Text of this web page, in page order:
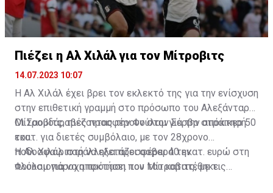
Πιέζει η Αλ Χιλάλ για τον Μίτροβιτς
14.07.2023 10:07
Η Αλ Χιλάλ έχει βρει τον εκλεκτό της για την ενίσχυση
στην επιθετική γραμμή στο πρόσωπο του Αλεξάνταρ
Μίτροβιτς, πιέζοντας την Φούλαμ για την απόκτησή
του.
Οι Σαουδάραβες προσφέρουν στον Σέρβο στράικερ 50
εκατ. για διετές συμβόλαιο, με τον 28χρονο
ποδοσφαιριστή να εξετάζει σοβαρά την
πλουσιοπάροχη πρόταση που του κατατέθηκε.
Η Αλ Χιλάλ παράλληλα προσφέρει 40 εκατ. ευρώ στη
Φούλαμ για να αποκτήσει τον Μίτροβιτς, με τις